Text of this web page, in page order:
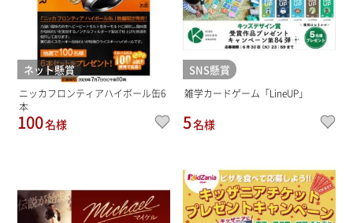
ネット懸賞
ニッカフロンティアハイボール缶6
本
100名様
SNS懸賞
雑学カードゲーム「LineUP」
5名様